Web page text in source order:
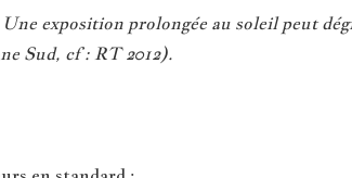
exposition prolongée au soleil peut
Sud, cf : RT 2012).